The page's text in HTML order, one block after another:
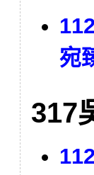
宛
317